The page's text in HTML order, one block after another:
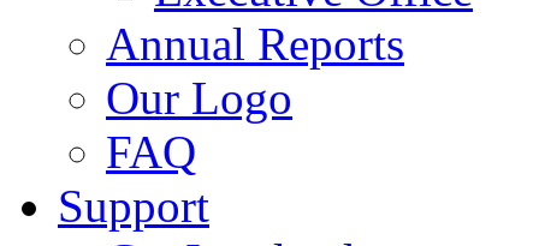
Annual Reports
Our Logo
FAQ
Support